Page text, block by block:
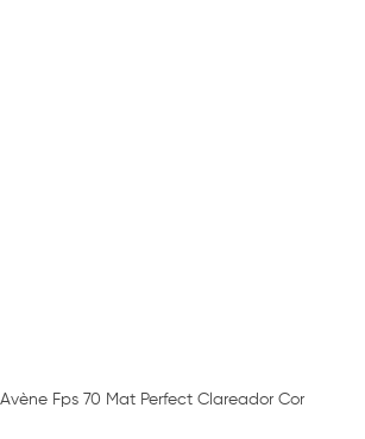
Fps 70 Mat Perfect Clareador Cor